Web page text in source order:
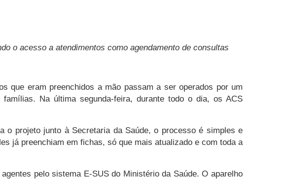
o acesso a atendimentos como agendamento de consultas
que eram preenchidos a mão passam a ser operados por um
Na última segunda-feira, durante todo o dia, os ACS
o projeto junto à Secretaria da Saúde, o processo é simples e
já preenchiam em fichas, só que mais atualizado e com toda a
pelo sistema E-SUS do Ministério da Saúde. O aparelho